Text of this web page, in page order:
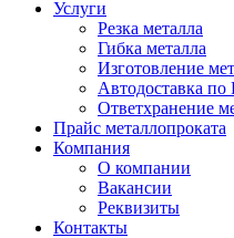
Услуги
Резка металла
Гибка металла
Изготовление
Автодоставка
Ответхранение
Прайс металлопроката
Компания
О компании
Вакансии
Реквизиты
Контакты